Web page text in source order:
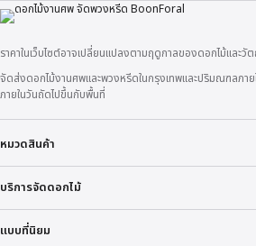
ราคาในเว็บไซต์อาจเปลี่ยนแปลงตามฤดูกาลของดอกไม้แล
จัดส่งดอกไม้งานศพและพวงหรีดในกรุงเทพและปริมณฑลภา
ภายในวันถัดไปขึ้นกับพื้นที่
หมวดสินค้า
บริการจัดดอกไม้
แบบที่นิยม